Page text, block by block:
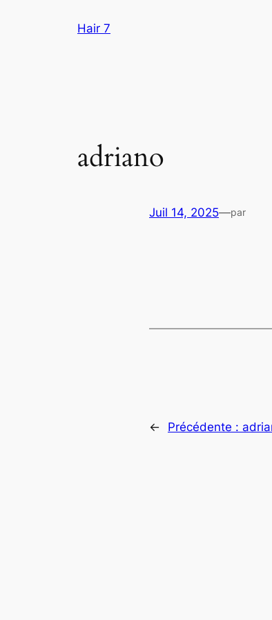
Hair 7
adriano
Juil 14, 2025—par
← Précédente :